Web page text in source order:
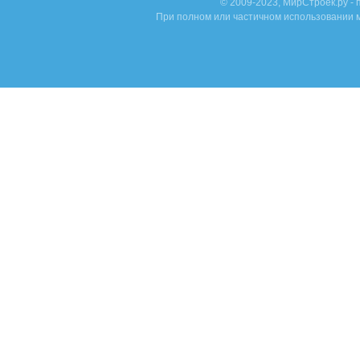
© 2009-2023, МирСтроек.ру -
При полном или частичном использовании